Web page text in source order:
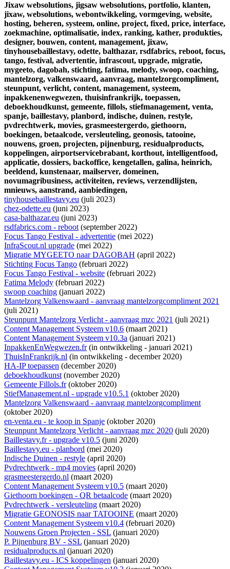
Jixaw websolutions, jigsaw websolutions, portfolio, klanten,
jixaw, websolutions, webontwikkeling, vormgeving, website,
hosting, beheren, systeem, online, project, fixed, price, interface,
zoekmachine, optimalisatie, index, ranking, kather, produkties,
designer, bouwen, content, management, jixaw,
tinyhousebaillestavy, odette, balthazar, rsdfabrics, reboot, focus,
tango, festival, advertentie, infrascout, upgrade, migratie,
mygeeto, dagobah, stichting, fatima, melody, swoop, coaching,
mantelzorg, valkenswaard, aanvraag, mantelzorgcompliment,
steunpunt, verlicht, content, management, systeem,
inpakkenenwegwezen, thuisinfrankrijk, toepassen,
deboekhoudkunst, gemeente, fillols, stiefmanagement, venta,
spanje, baillestavy, planbord, indische, duinen, restyle,
pvdrechtwerk, movies, grasmeestergerdo, giethoorn,
boekingen, betaalcode, versleuteling, geonosis, tatooine,
nouwens, groen, projecten, pijnenburg, residualproducts,
koppelingen, airportservicebrabant, korthout, intelligentfood,
applicatie, dossiers, backoffice, kengetallen, galina, heinrich,
beeldend, kunstenaar, mailserver, domeinen,
novumagribusiness, activiteiten, reviews, verzendlijsten,
mnieuws, aanstrand, aanbiedingen,
tinyhousebaillestavy.eu (juli 2023)
chez-odette.eu (juni 2023)
casa-balthazar.eu (juni 2023)
rsdfabrics.com - reboot(september 2022)
Focus Tango Festival - advertentie (mei 2022)
InfraScout.nl upgrade (mei 2022)
Migratie MYGEETO naar DAGOBAH (april 2022)
Stichting Focus Tango (februari 2022)
Focus Tango Festival - website (februari 2022)
Fatima Melody (februari 2022)
swoop coaching (januari 2022)
Mantelzorg Valkenswaard - aanvraag mantelzorgcompliment 2021
(juli 2021)
Steunpunt Mantelzorg Verlicht - aanvraag mzc 2021 (juli 2021)
Content Management Systeem v10.6 (maart 2021)
Content Management Systeem v10.3a (januari 2021)
InpakkenEnWegwezen.fr(in ontwikkeling - januari 2021)
ThuisInFrankrijk.nl (in ontwikkeling - december 2020)
HA-IP toepassen (december 2020)
deboekhoudkunst(november 2020)
Gemeente Fillols.fr(oktober 2020)
StiefManagement.nl - upgrade v10.5.1 (oktober 2020)
Mantelzorg Valkenswaard - aanvraag mantelzorgcompliment
(oktober 2020)
en-venta.eu - te koop in Spanje (oktober 2020)
Steunpunt Mantelzorg Verlicht - aanvraag mzc 2020 (juli 2020)
Baillestavy.fr - upgrade v10.5 (juni 2020)
Baillestavy.eu - planbord (mei 2020)
Indische Duinen - restyle (april 2020)
Pvdrechtwerk - mp4 movies (april 2020)
grasmeestergerdo.nl (maart 2020)
Content Management Systeem v10.5 (maart 2020)
Giethoorn boekingen - QR betaalcode (maart 2020)
Pvdrechtwerk - versleuteling (maart 2020)
Migratie GEONOSIS naar TATOOINE (maart 2020)
Content Management Systeem v10.4 (februari 2020)
Nouwens Groen Projecten - SSL (januari 2020)
P. Pijnenburg BV - SSL (januari 2020)
residualproducts.nl (januari 2020)
Baillestavy.eu - ICS koppelingen (januari 2020)